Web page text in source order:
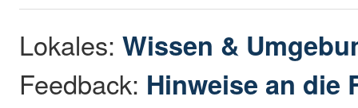
Lokales:Wissen &
Feedback: Hinweise an die